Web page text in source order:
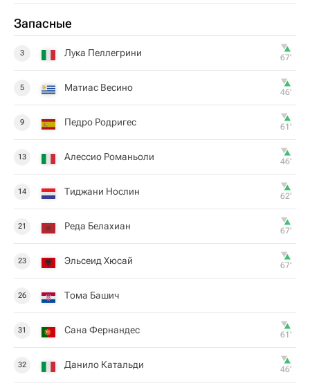
Запасные
3 Лука Пеллегрини 67‎’‎
5 Матиас Весино 46‎’‎
9 Педро Родригес 61‎’‎
13 Алессио Романьоли 46‎’‎
14 Тиджани Нослин 62‎’‎
21 Реда Белахиан 67‎’‎
23 Эльсеид Хюсай 67‎’‎
26 Тома Башич
31 Сана Фернандес 61‎’‎
32 Данило Катальди 46‎’‎